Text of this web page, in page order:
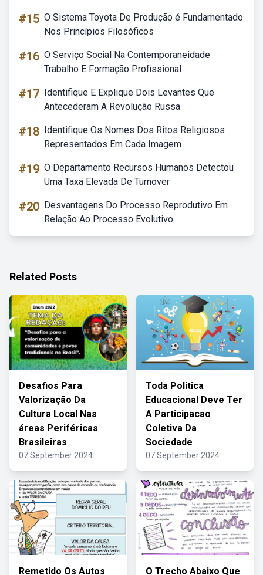
#15 O Sistema Toyota De Produção é Fundamentado
Nos Princípios Filosóficos
#16 O Serviço Social Na Contemporaneidade
Trabalho E Formação Profissional
#17 Identifique E Explique Dois Levantes Que
Antecederam A Revolução Russa
#18 Identifique Os Nomes Dos Ritos Religiosos
Representados Em Cada Imagem
#19 O Departamento Recursos Humanos Detectou
Uma Taxa Elevada De Turnover
#20 Desvantagens Do Processo Reprodutivo Em
Relação Ao Processo Evolutivo
Related Posts
Desafios Para
Valorização Da
Cultura Local Nas
áreas Periféricas
Brasileiras
07 September 2024
Toda Politica
Educacional Deve Ter
A Participacao
Coletiva Da
Sociedade
07 September 2024
Remetido Os Autos O Trecho Abaixo Que